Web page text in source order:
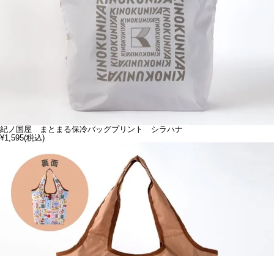
紀ノ国屋 まとまる保冷バッグプリント シラハナ
¥1,595(税込)